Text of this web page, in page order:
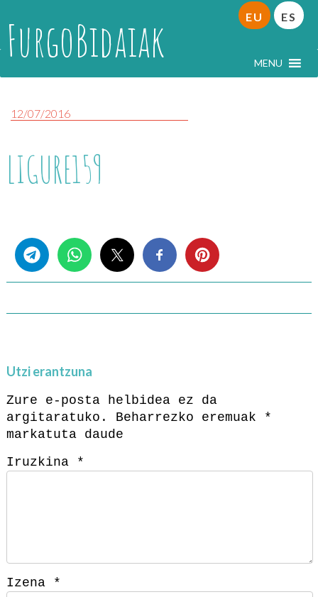
FurgoBidaiak MENU
EU ES
12/07/2016
LIGURE159
Utzi erantzuna
Zure e-posta helbidea ez da
argitaratuko.
Beharrezko eremuak
*
markatuta daude
Iruzkina
*
Izena *